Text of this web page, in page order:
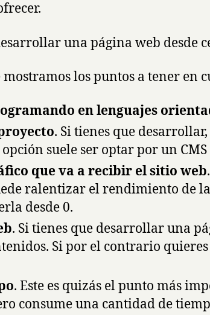
una página web desde
los puntos a tener en
en lenguajes
. Si tienes que
suele ser optar por un
que va a recibir el sitio web
ralentizar el rendimiento de
desde 0.
. Si tienes que desarrollar una
Si por el contrario
. Este es quizás el punto más
consume una cantidad de